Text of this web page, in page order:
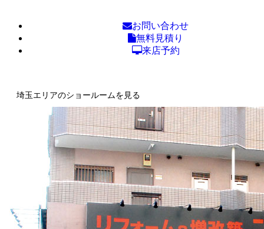
お問い合わせ
無料見積り
来店予約
埼玉エリアのショールームを見る